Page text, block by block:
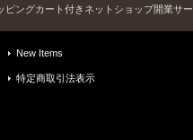
ピングカート付きネットショップ開業サ
New Items
特定商取引法表示